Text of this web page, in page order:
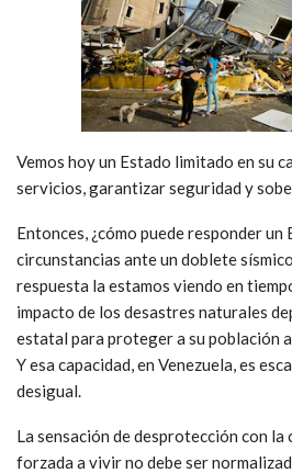
Vemos hoy un Estado limitado en su
servicios, garantizar seguridad y
Entonces, ¿cómo puede responder un
circunstancias ante un doblete
respuesta la estamos viendo en
impacto de los desastres naturales
estatal para proteger a su población
Y esa capacidad, en Venezuela, es
desigual.
La sensación de desprotección con la
forzada a vivir no debe ser